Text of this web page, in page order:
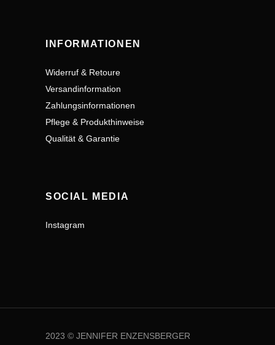
INFORMATIONEN
Widerruf & Retoure
Versandinformation
Zahlungsinformationen
Pflege & Produkthinweise
Qualität & Garantie
SOCIAL MEDIA
Instagram
2023 © JENNIFER ENZENSBERGER